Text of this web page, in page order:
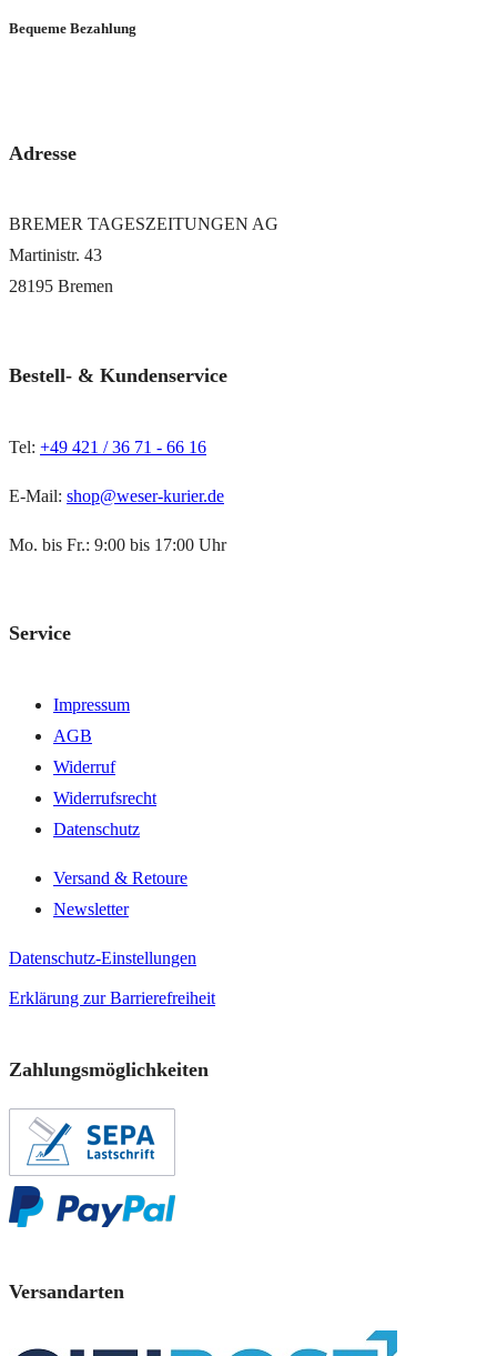
Bequeme Bezahlung
Adresse
BREMER TAGESZEITUNGEN AG
Martinistr. 43
28195 Bremen
Bestell- & Kundenservice
Tel: +49 421 / 36 71 - 66 16
E-Mail: shop@weser-kurier.de
Mo. bis Fr.: 9:00 bis 17:00 Uhr
Service
Impressum
AGB
Widerruf
Widerrufsrecht
Datenschutz
Versand & Retoure
Newsletter
Datenschutz-Einstellungen
Erklärung zur Barrierefreiheit
Zahlungsmöglichkeiten
Versandarten